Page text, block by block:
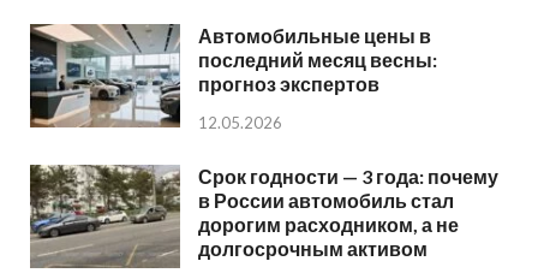
Автомобильные цены в
последний месяц весны:
прогноз экспертов
12.05.2026
Срок годности — 3 года: почему
в России автомобиль стал
дорогим расходником, а не
долгосрочным активом